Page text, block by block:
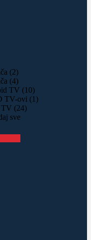
(2)
(4)
TV (10)
TV-ovi (1)
TV (24)
sve